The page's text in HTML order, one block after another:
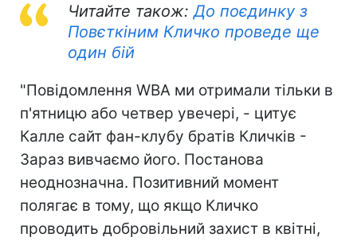
Читайте також:До поєдинку з
Повєткіним Кличко проведе ще
один бій
"Повідомлення WBA ми отримали тільки в
п'ятницю або четвер увечері, - цитує
Калле сайт фан-клубу братів Кличків -
Зараз вивчаємо його. Постанова
неоднозначна. Позитивний момент
полягає в тому, що якщо Кличко
проводить добровільний захист в квітні,